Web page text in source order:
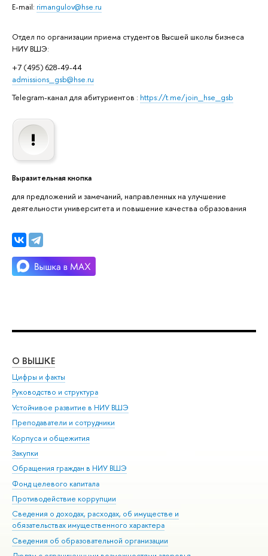
E-mail: rimangulov@hse.ru
Отдел по организации приема студентов Высшей школы бизнеса
НИУ ВШЭ:
+7 (495) 628-49-44
admissions_gsb@hse.ru
Telegram-канал для абитуриентов : https://t.me/join_hse_gsb
Выразительная кнопка
для предложений и замечаний, направленных на улучшение
деятельности университета и повышение качества образования
О ВЫШКЕ
Цифры и факты
Руководство и структура
Устойчивое развитие в НИУ ВШЭ
Преподаватели и сотрудники
Корпуса и общежития
Закупки
Обращения граждан в НИУ ВШЭ
Фонд целевого капитала
Противодействие коррупции
Сведения о доходах, расходах, об имуществе и
обязательствах имущественного характера
Сведения об образовательной организации